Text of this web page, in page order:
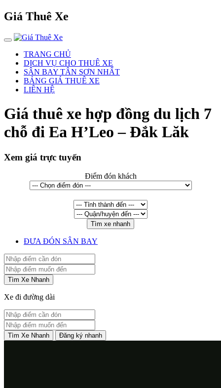
Giá Thuê Xe
TRANG CHỦ
DỊCH VỤ CHO THUÊ XE
SÂN BAY TÂN SƠN NHẤT
BẢNG GIÁ THUÊ XE
LIÊN HỆ
Giá thuê xe hợp đồng du lịch 7
chỗ đi Ea H’Leo – Đắk Lăk
Xem giá trực tuyến
Điểm đón khách
Tìm xe nhanh
ĐƯA ĐÓN SÂN BAY
Tìm Xe Nhanh
Xe đi đường dài
Tìm Xe Nhanh Đăng ký nhanh